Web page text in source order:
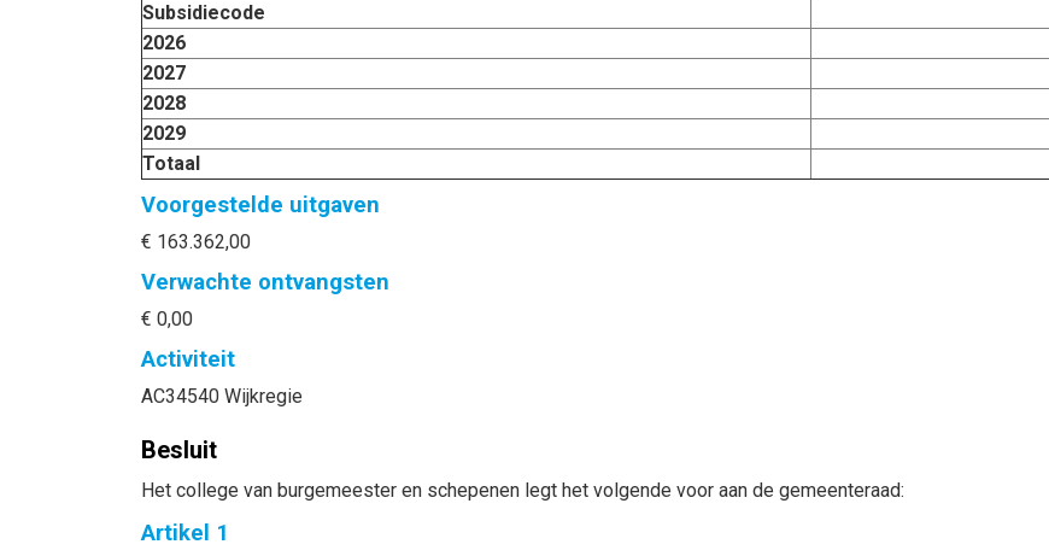
Subsidiecode
2026
2027
2028
2029
Totaal
Voorgestelde uitgaven
€ 163.362,00
Verwachte ontvangsten
€ 0,00
Activiteit
AC34540 Wijkregie
Besluit
Het college van burgemeester en schepenen legt het volgende voor aan de gemeenteraad:
Artikel 1